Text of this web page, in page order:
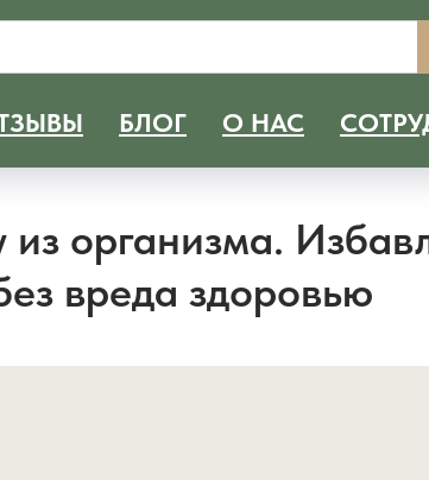
БЛОГ О НАС
организма.
вреда здоровью